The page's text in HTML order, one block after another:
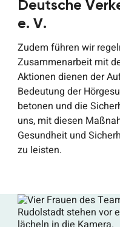
Deutsche
e. V.
Zudem führen wir
Zusammenarbeit mit
Aktionen dienen der
Bedeutung der
betonen und die
uns, mit diesen
Gesundheit und
zu leisten.